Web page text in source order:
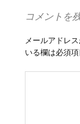
コメントを
メールアドレ
いる欄は必須